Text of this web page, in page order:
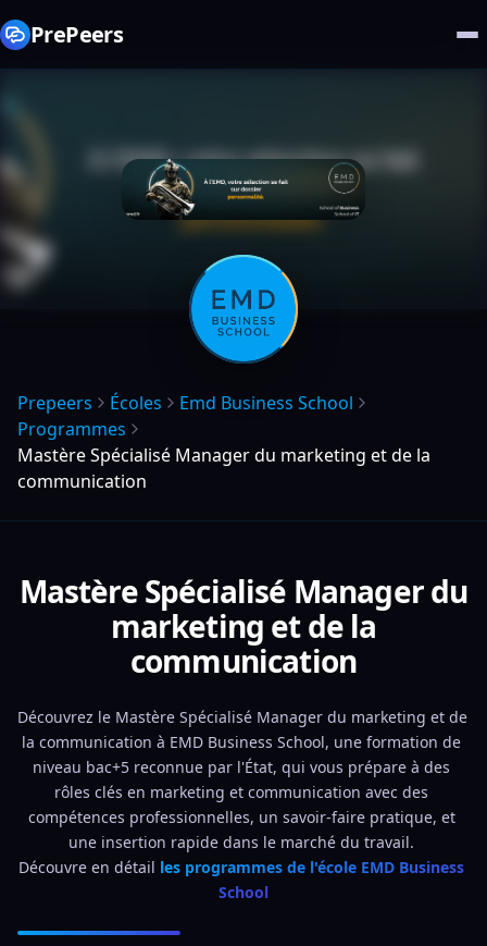
PrePeers
Prepeers Écoles
Emd Business School
Programmes
Mastère Spécialisé Manager du marketing et de la
communication
Mastère Spécialisé Manager du
marketing et de la
communication
Découvrez le Mastère Spécialisé Manager du marketing et de
la communication à EMD Business School, une formation de
niveau bac+5 reconnue par l'État, qui vous prépare à des
rôles clés en marketing et communication avec des
compétences professionnelles, un savoir-faire pratique, et
une insertion rapide dans le marché du travail.
Découvre en détail les programmes de l'école EMD Business
School